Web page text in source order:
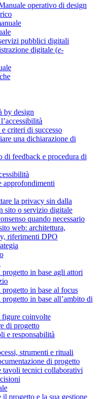
operativo di design
pubblici digitali
digitale (e-
by design
criteri di successo
una dichiarazione di
di feedback e procedura di
approfondimenti
la privacy sin dalla
sito o servizio digitale
quando necessario
web: architettura,
riferimenti DPO
in base agli attori
in base al focus
in base all’ambito di
figure coinvolte
di progetto
e responsabilità
strumenti e rituali
di progetto
tavoli tecnici collaborativi
progetto e la sua gestione